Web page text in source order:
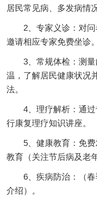
居民常见病、多发病情
2、专家义诊：对问
邀请相应专家免费坐诊。
3、常规体检：测量
温，了解居民健康状况
法。
4、理疗解析：通过
行康复理疗知识讲座。
5、健康教育：免费
教育（关注节后病及老
6、疾病防治：（春
介绍）。